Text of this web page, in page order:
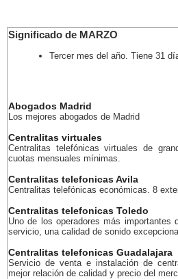
Significado de MARZO
Tercer mes del año. Tiene 31
Abogados Madrid
Los mejores abogados de Madrid
Centralitas virtuales
Centralitas telefónicas virtuales de
cuotas mensuales mínimas.
Centralitas telefonicas Avila
Centralitas telefónicas económicas. 8
Centralitas telefonicas Toledo
Uno de los operadores más
servicio, una calidad de sonido
Centralitas telefonicas Guadalajara
Servicio de venta e instalación de
mejor relación de calidad y precio del